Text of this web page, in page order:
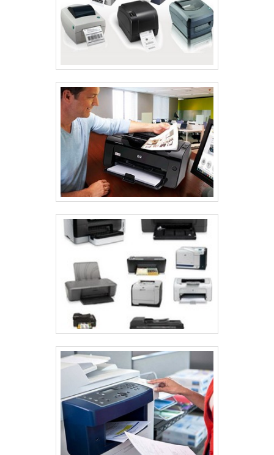
Wi-Fi e USB proporcionam maior flexibilidade e
facilidade de uso, permitindo que usuários de
diferentes dispositivos se conectem sem
CONSIDERAÇÕES SOBRE
MANUTENÇÃO E DURABILIDADE
A manutenção e a durabilidade de uma impressora
para tirar xerox são fundamentais para o desempenho
e a longevidade do equipamento. Um bom plano de
manutenção não só aumenta a eficiência, como
também evita custos inesperados com reparos. A
seguir, apresentamos pontos essenciais que merecem
atenção.
CUSTO DE OPERAÇÃO
Calcular os custos de suprimentos é uma parte crítica
da escolha de uma impressora. Isso inclui toner, papel
e manutenção. Por exemplo, impressoras a laser,
embora mais caras inicialmente, geralmente têm um
custo por página menor em comparação com as
impressoras jato de tinta. Comparar esses custos
ajuda a entender qual modelo se encaixa melhor no
orçamento mensal.
Além disso, o impacto dos custos operacionais no
orçamento mensal deve ser considerado. Uma
impressora que consome menos energia pode resultar
em contas de eletricidade mais baixas, fazendo toda a